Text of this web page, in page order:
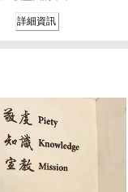
詳細資訊